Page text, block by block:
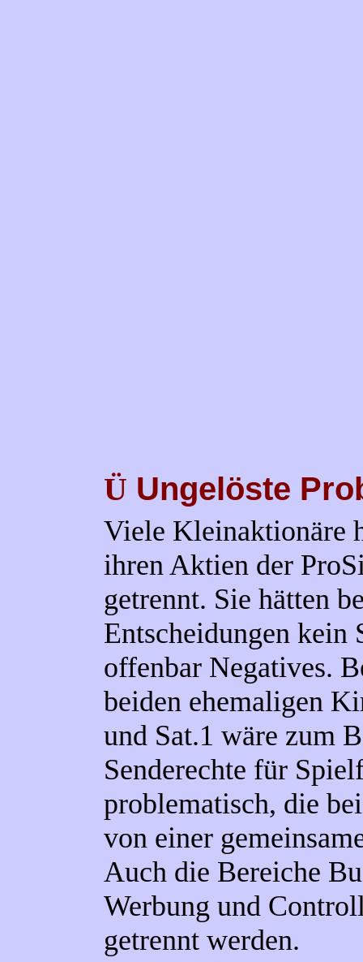
Ü Ungelöste
Viele Kleinaktionäre
ihren Aktien der
getrennt. Sie hätten
Entscheidungen kein
offenbar Negatives.
beiden ehemaligen
und Sat.1 wäre zum
Senderechte für
problematisch, die
von einer
Auch die Bereiche
Werbung und
getrennt werden.